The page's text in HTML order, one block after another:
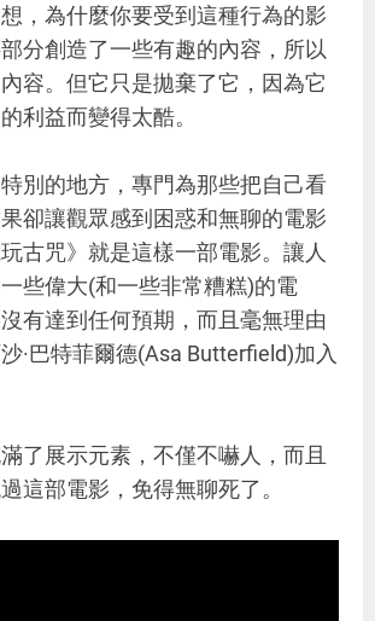
，為什麼你要受到這種行為的影
分創造了一些有趣的內容，所以
容。但它只是拋棄了它，因為它
利益而變得太酷。
別的地方，專門為那些把自己看
卻讓觀眾感到困惑和無聊的電影
古咒》就是這樣一部電影。讓人
些偉大(和一些非常糟糕)的電
有達到任何預期，而且毫無理由
·巴特菲爾德(Asa Butterfield)加入
了展示元素，不僅不嚇人，而且
這部電影，免得無聊死了。